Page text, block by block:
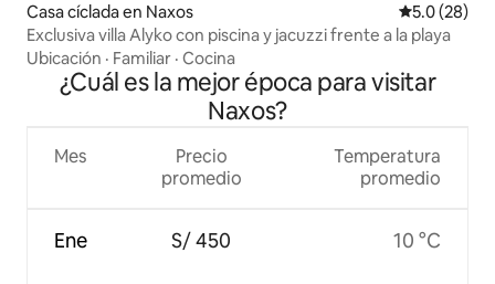
Casa cíclada en Naxos Calificación
5.0 (28)
Exclusiva villa Alyko con piscina y jacuzzi frente a la playa
Ubicación · Familiar · Cocina
¿Cuál es la mejor época para visitar
Naxos?
Mes
Ene
Precio
promedio
S/ 450
Temperatura
promedio
10 °C